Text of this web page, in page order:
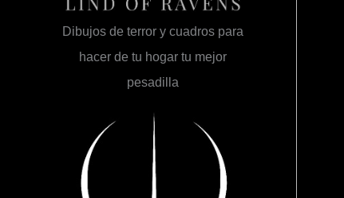
Dibujos de terror y cuadros para
hacer de tu hogar tu mejor
pesadilla